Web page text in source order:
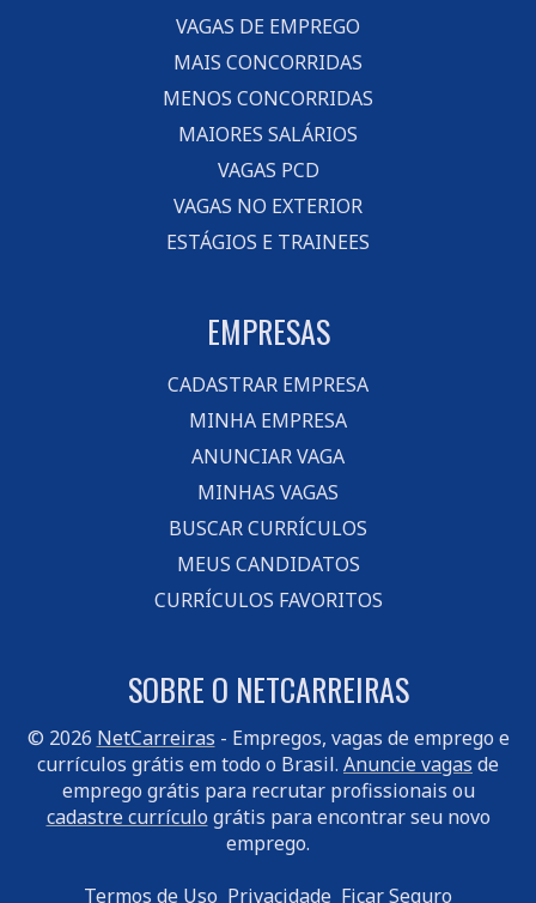
VAGAS DE EMPREGO
MAIS CONCORRIDAS
MENOS CONCORRIDAS
MAIORES SALÁRIOS
VAGAS PCD
VAGAS NO EXTERIOR
ESTÁGIOS E TRAINEES
EMPRESAS
CADASTRAR EMPRESA
MINHA EMPRESA
ANUNCIAR VAGA
MINHAS VAGAS
BUSCAR CURRÍCULOS
MEUS CANDIDATOS
CURRÍCULOS FAVORITOS
SOBRE O NETCARREIRAS
© 2026 NetCarreiras - Empregos, vagas de emprego e
currículos grátis em todo o Brasil. Anuncie vagas de
emprego grátis para recrutar profissionais ou
cadastre currículo grátis para encontrar seu novo
emprego.
Termos de Uso Privacidade Ficar Seguro